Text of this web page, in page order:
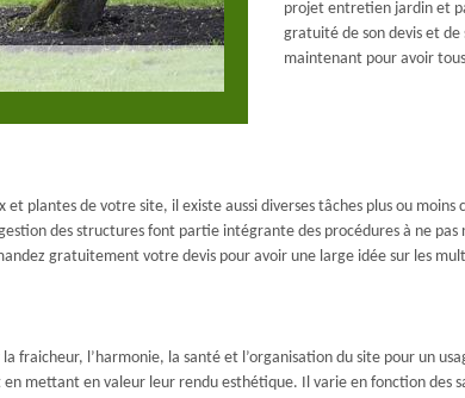
projet entretien jardin et
gratuité de son devis et de
maintenant pour avoir
plantes de votre site, il existe aussi diverses tâches plus ou
des structures font partie intégrante des procédures à ne
gratuitement votre devis pour avoir une large idée sur les
fraicheur, l’harmonie, la santé et l’organisation du site pour un
mettant en valeur leur rendu esthétique. Il varie en fonction des